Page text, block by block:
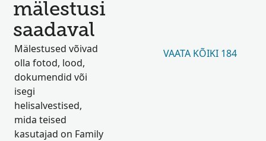
mälestusi
saadaval
Mälestused võivad
olla fotod, lood,
dokumendid või
isegi
helisalvestised,
mida teised
kasutajad on Family
VAATA KÕIKI 184